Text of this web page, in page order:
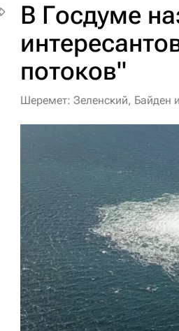
В Госдуме
потоков"
Шеремет: Зеленский, Байден